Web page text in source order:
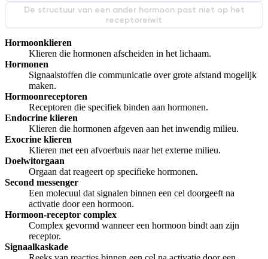
De structuur van een ander hormoon past niet op het
receptoreiwit
Hormoonklieren
Klieren die hormonen afscheiden in het lichaam.
Hormonen
Signaalstoffen die communicatie over grote afstand mogelijk
maken.
Hormoonreceptoren
Receptoren die specifiek binden aan hormonen.
Endocrine klieren
Klieren die hormonen afgeven aan het inwendig milieu.
Exocrine klieren
Klieren met een afvoerbuis naar het externe milieu.
Doelwitorgaan
Orgaan dat reageert op specifieke hormonen.
Second messenger
Een molecuul dat signalen binnen een cel doorgeeft na
activatie door een hormoon.
Hormoon-receptor complex
Complex gevormd wanneer een hormoon bindt aan zijn
receptor.
Signaalkaskade